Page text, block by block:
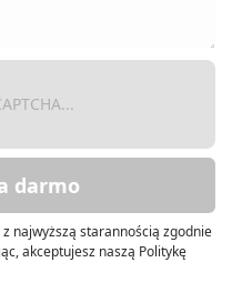
darmo
najwyższą starannością zgodnie
akceptujesz naszą Politykę